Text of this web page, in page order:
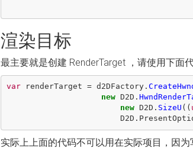
渲染目标
最主要就是创建 RenderTarget ，请使用下面
var renderTarget = d2DFactory .
new D2D .
new D2D . SizeU ((
D2D .
实际上上面的代码不可以用在实际项目，因